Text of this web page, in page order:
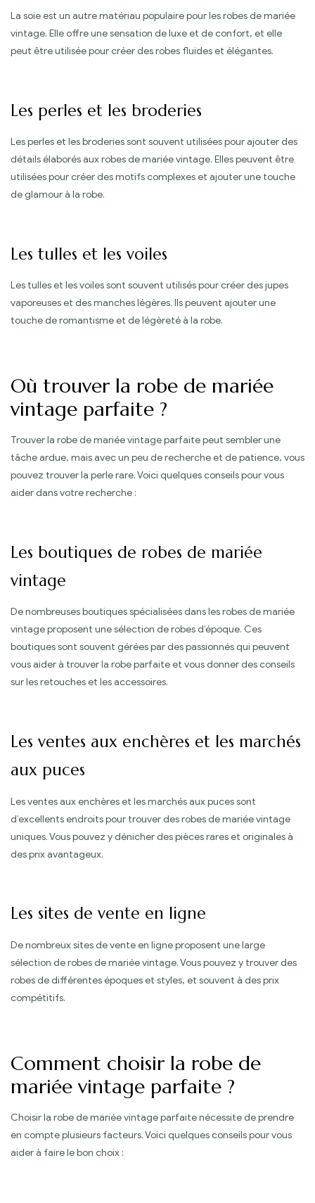
La soie est un autre matériau populaire pour les robes de mariée
vintage. Elle offre une sensation de luxe et de confort, et elle
peut être utilisée pour créer des robes fluides et élégantes.
Les perles et les broderies
Les perles et les broderies sont souvent utilisées pour ajouter des
détails élaborés aux robes de mariée vintage. Elles peuvent être
utilisées pour créer des motifs complexes et ajouter une touche
de glamour à la robe.
Les tulles et les voiles
Les tulles et les voiles sont souvent utilisés pour créer des jupes
vaporeuses et des manches légères. Ils peuvent ajouter une
touche de romantisme et de légèreté à la robe.
Où trouver la robe de mariée
vintage parfaite ?
Trouver la robe de mariée vintage parfaite peut sembler une
tâche ardue, mais avec un peu de recherche et de patience, vous
pouvez trouver la perle rare. Voici quelques conseils pour vous
aider dans votre recherche :
Les boutiques de robes de mariée
vintage
De nombreuses boutiques spécialisées dans les robes de mariée
vintage proposent une sélection de robes d’époque. Ces
boutiques sont souvent gérées par des passionnés qui peuvent
vous aider à trouver la robe parfaite et vous donner des conseils
sur les retouches et les accessoires.
Les ventes aux enchères et les marchés
aux puces
Les ventes aux enchères et les marchés aux puces sont
d’excellents endroits pour trouver des robes de mariée vintage
uniques. Vous pouvez y dénicher des pièces rares et originales à
des prix avantageux.
Les sites de vente en ligne
De nombreux sites de vente en ligne proposent une large
sélection de robes de mariée vintage. Vous pouvez y trouver des
robes de différentes époques et styles, et souvent à des prix
compétitifs.
Comment choisir la robe de
mariée vintage parfaite ?
Choisir la robe de mariée vintage parfaite nécessite de prendre
en compte plusieurs facteurs. Voici quelques conseils pour vous
aider à faire le bon choix :